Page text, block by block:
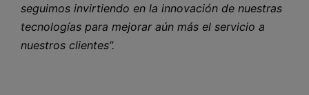
seguimos invirtiendo en la innovación de nuestras
tecnologías para mejorar aún más el servicio a
nuestros clientes”.